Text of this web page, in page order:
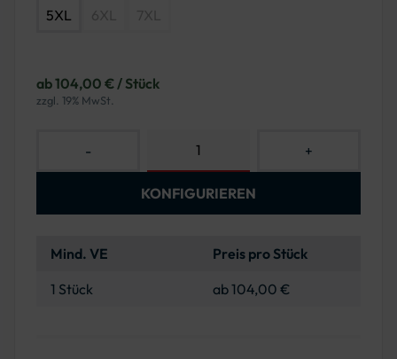
5XL
ab 104,00 € / Stück
zzgl. 19% MwSt.
- +
KONFIGURIEREN
Mind. VE
Preis pro Stück
1 Stück
ab 104,00 €